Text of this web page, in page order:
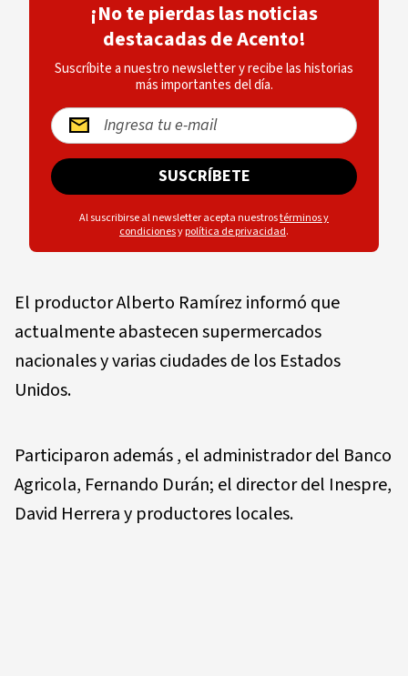
¡No te pierdas las noticias
destacadas de Acento!
Suscríbite a nuestro newsletter y recibe las historias
más importantes del día.
SUSCRÍBETE
Al suscribirse al newsletter acepta nuestrostérminos y
condicionesypolítica de privacidad.
El productor Alberto Ramírez informó que
actualmente abastecen supermercados
nacionales y varias ciudades de los Estados
Unidos.
Participaron además , el administrador del Banco
Agricola, Fernando Durán; el director del Inespre,
David Herrera y productores locales.